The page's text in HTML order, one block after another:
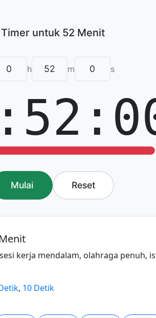
h m s
Mulai Reset
kerja mendalam, olahraga penuh,
, 10 Detik